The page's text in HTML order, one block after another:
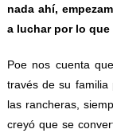
nada ahí,
a luchar por lo que
Poe nos cuenta
través de su familia
las rancheras,
creyó que se